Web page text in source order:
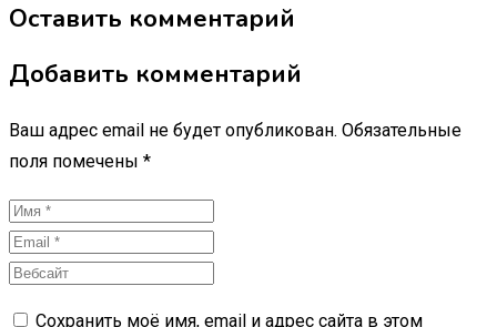
Оставить комментарий
Добавить комментарий
Ваш адрес email не будет опубликован. Обязательные
поля помечены *
Сохранить моё имя, email и адрес сайта в этом